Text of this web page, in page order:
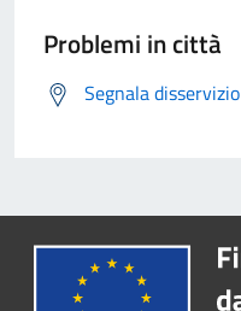
Problemi in città
Segnala disservizio